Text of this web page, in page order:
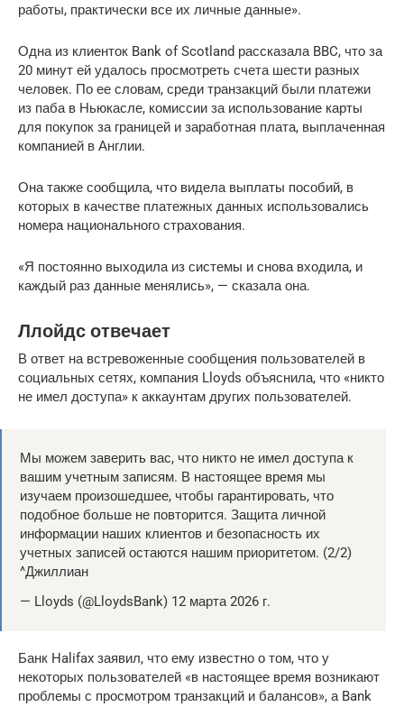
работы, практически все их личные данные».
Одна из клиенток Bank of Scotland рассказала BBC, что за
20 минут ей удалось просмотреть счета шести разных
человек. По ее словам, среди транзакций были платежи
из паба в Ньюкасле, комиссии за использование карты
для покупок за границей и заработная плата, выплаченная
компанией в Англии.
Она также сообщила, что видела выплаты пособий, в
которых в качестве платежных данных использовались
номера национального страхования.
«Я постоянно выходила из системы и снова входила, и
каждый раз данные менялись», — сказала она.
Ллойдс отвечает
В ответ на встревоженные сообщения пользователей в
социальных сетях, компания Lloyds объяснила, что «никто
не имел доступа» к аккаунтам других пользователей.
Мы можем заверить вас, что никто не имел доступа к
вашим учетным записям. В настоящее время мы
изучаем произошедшее, чтобы гарантировать, что
подобное больше не повторится. Защита личной
информации наших клиентов и безопасность их
учетных записей остаются нашим приоритетом. (2/2)
^Джиллиан
— Lloyds (@LloydsBank) 12 марта 2026 г.
Банк Halifax заявил, что ему известно о том, что у
некоторых пользователей «в настоящее время возникают
проблемы с просмотром транзакций и балансов», а Bank